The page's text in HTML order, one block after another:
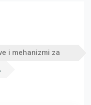
i mehanizmi za